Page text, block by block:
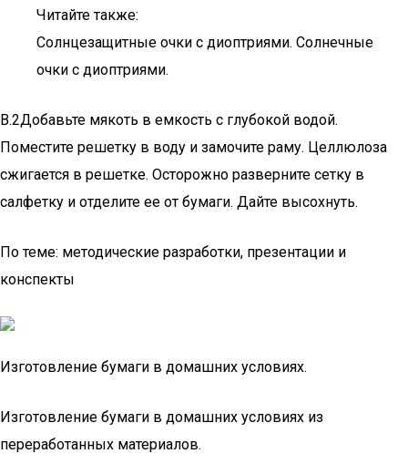
Читайте также:
Солнцезащитные очки с диоптриями. Солнечные
очки с диоптриями.
B.2Добавьте мякоть в емкость с глубокой водой.
Поместите решетку в воду и замочите раму. Целлюлоза
сжигается в решетке. Осторожно разверните сетку в
салфетку и отделите ее от бумаги. Дайте высохнуть.
По теме: методические разработки, презентации и
конспекты
Изготовление бумаги в домашних условиях.
Изготовление бумаги в домашних условиях из
переработанных материалов.